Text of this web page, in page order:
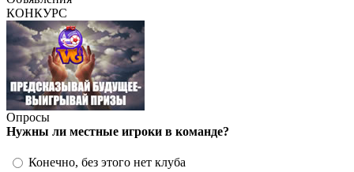
КОНКУРС
Опросы
Нужны ли местные игроки в команде?
Конечно, без этого нет клуба